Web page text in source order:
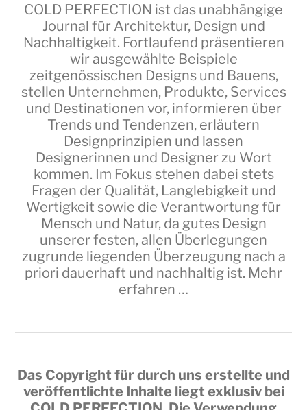
COLD PERFECTION ist das unabhängige
Journal für Architektur, Design und
Nachhaltigkeit. Fortlaufend präsentieren
wir ausgewählte Beispiele
zeitgenössischen Designs und Bauens,
stellen Unternehmen, Produkte, Services
und Destinationen vor, informieren über
Trends und Tendenzen, erläutern
Designprinzipien und lassen
Designerinnen und Designer zu Wort
kommen. Im Fokus stehen dabei stets
Fragen der Qualität, Langlebigkeit und
Wertigkeit sowie die Verantwortung für
Mensch und Natur, da gutes Design
unserer festen, allen Überlegungen
zugrunde liegenden Überzeugung nach a
priori dauerhaft und nachhaltig ist. Mehr
erfahren …
Das Copyright für durch uns erstellte und
veröffentlichte Inhalte liegt exklusiv bei